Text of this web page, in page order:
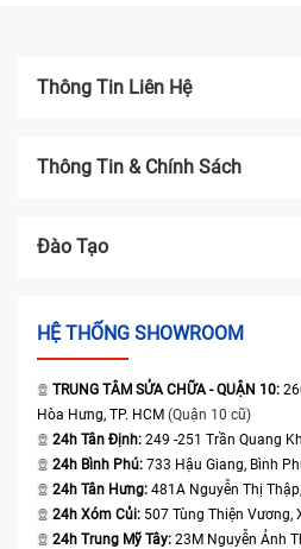
Thông Tin Liên Hệ
Thông Tin & Chính Sách
Đào Tạo
HỆ THỐNG SHOWROOM
TRUNG TÂM SỬA CHỮA - QUẬN 10:
Hòa Hưng, TP. HCM (Quận 10 cũ)
24h Tân Định: 249 -251 Trần Quang
24h Bình Phú: 733 Hậu Giang, Bình
24h Tân Hưng: 481A Nguyễn Thị
24h Xóm Củi: 507 Tùng Thiện Vương,
24h Trung Mỹ Tây: 23M Nguyễn Ảnh